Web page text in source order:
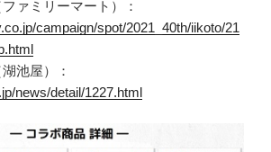
ァミリーマート）：
campaign/spot/2021_40th/iikoto/21
池屋）：
news/detail/1227.html